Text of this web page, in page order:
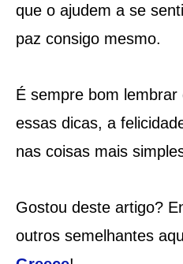
que o ajudem a se
paz consigo mesmo.
É sempre bom
essas dicas, a
nas coisas mais
Gostou deste artigo?
outros semelhantes